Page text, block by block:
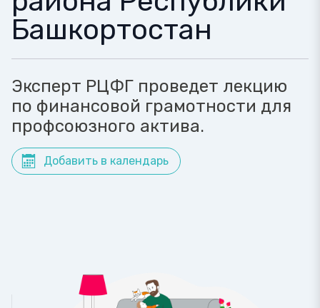
Башкортостан
Эксперт РЦФГ проведет лекцию
по финансовой грамотности для
профсоюзного актива.
Добавить в календарь